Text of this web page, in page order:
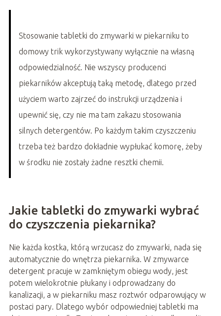
Stosowanie tabletki do zmywarki w piekarniku to
domowy trik wykorzystywany wyłącznie na własną
odpowiedzialność. Nie wszyscy producenci
piekarników akceptują taką metodę, dlatego przed
użyciem warto zajrzeć do instrukcji urządzenia i
upewnić się, czy nie ma tam zakazu stosowania
silnych detergentów. Po każdym takim czyszczeniu
trzeba też bardzo dokładnie wypłukać komorę, żeby
w środku nie zostały żadne resztki chemii.
Jakie tabletki do zmywarki wybrać
do czyszczenia piekarnika?
Nie każda kostka, którą wrzucasz do zmywarki, nada się
automatycznie do wnętrza piekarnika. W zmywarce
detergent pracuje w zamkniętym obiegu wody, jest
potem wielokrotnie płukany i odprowadzany do
kanalizacji, a w piekarniku masz roztwór odparowujący w
postaci pary. Dlatego wybór odpowiedniej tabletki ma